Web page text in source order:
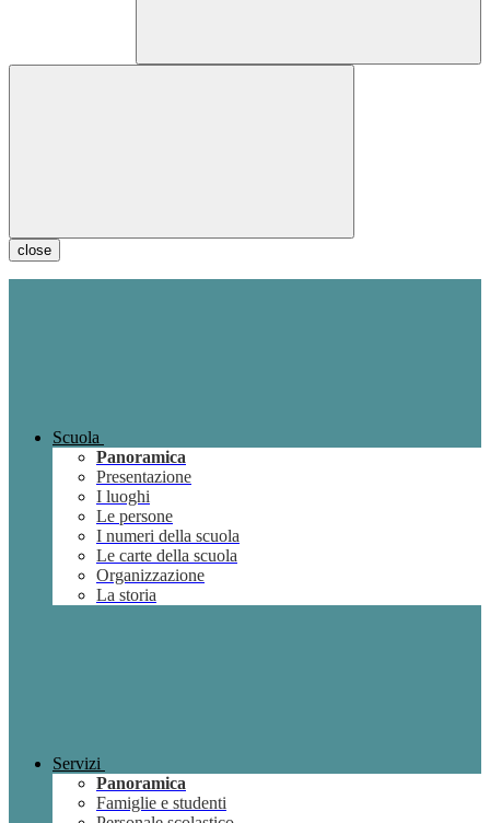
close
Scuola
Panoramica
Presentazione
I luoghi
Le persone
I numeri della scuola
Le carte della scuola
Organizzazione
La storia
Servizi
Panoramica
Famiglie e studenti